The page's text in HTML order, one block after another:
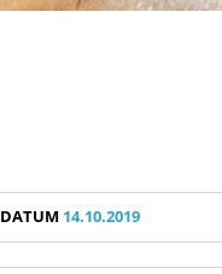
DATUM 14.10.2019